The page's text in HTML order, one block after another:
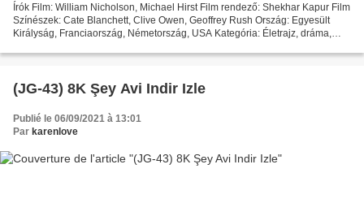
Írók Film: William Nicholson, Michael Hirst Film rendező: Shekhar Kapur Film
Színészek: Cate Blanchett, Clive Owen, Geoffrey Rush Ország: Egyesült
Királyság, Franciaország, Németország, USA Kategória: Életrajz, dráma,
(JG-43) 8K Şey Avi Indir Izle
Publié le 06/09/2021 à 13:01
Par karenlove